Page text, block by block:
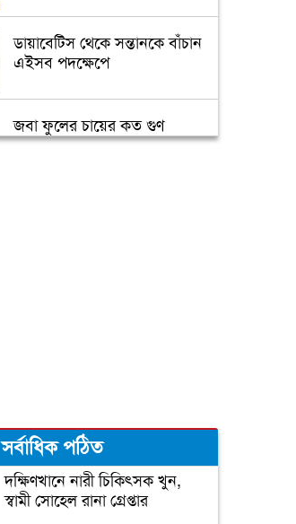
ডায়াবেটিস থেকে সন্তানকে বাঁচান
এইসব পদক্ষেপে
জবা ফুলের চায়ের কত গুণ
জানেন?
ঠোঁটের কোণে জ্বরঠোসা, কারণ ও
প্রতিকার
সর্বাধিক পঠিত
দক্ষিণখানে নারী চিকিৎসক খুন,
স্বামী সোহেল রানা গ্রেপ্তার